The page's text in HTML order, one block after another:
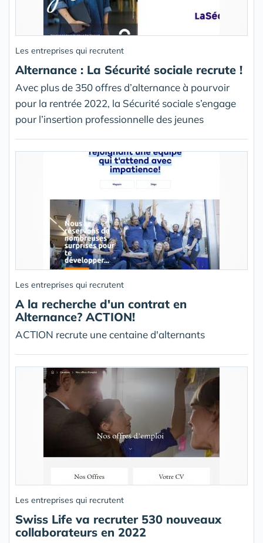
Les entreprises qui recrutent
Alternance : La Sécurité sociale recrute !
Avec plus de 350 offres d’alternance à pourvoir
pour la rentrée 2022, la Sécurité sociale s’engage
pour l’insertion professionnelle des jeunes
Les entreprises qui recrutent
A la recherche d'un contrat en
Alternance? ACTION!
ACTION recrute une centaine d'alternants
Les entreprises qui recrutent
Swiss Life va recruter 530 nouveaux
collaborateurs en 2022